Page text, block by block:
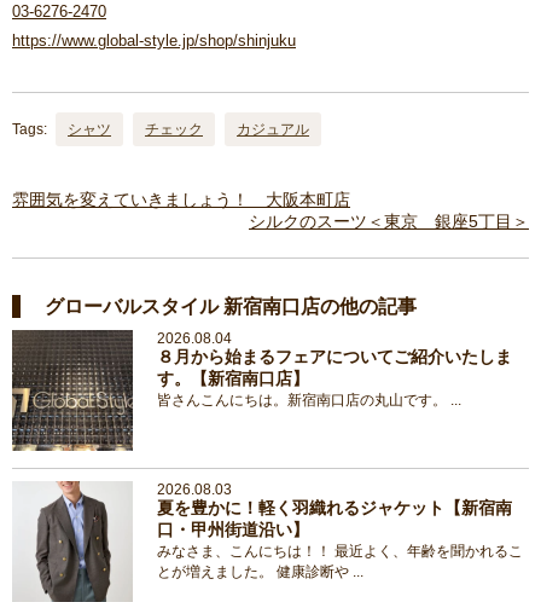
03-6276-2470
https://www.global-style.jp/shop/shinjuku
Tags: シャツ チェック カジュアル
雰囲気を変えていきましょう！ 大阪本町店
シルクのスーツ＜東京 銀座5丁目＞
グローバルスタイル 新宿南口店の他の記事
2026.08.04
８月から始まるフェアについてご紹介いたしま
す。【新宿南口店】
皆さんこんにちは。新宿南口店の丸山です。 ...
2026.08.03
夏を豊かに！軽く羽織れるジャケット【新宿南
口・甲州街道沿い】
みなさま、こんにちは！！ 最近よく、年齢を聞かれるこ
とが増えました。 健康診断や ...